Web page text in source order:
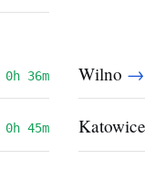
0h 36m Wilno →
0h 45m Katowice